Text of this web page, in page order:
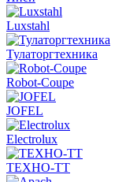
Luxstahl
Тулаторгтехника
Robot-Coupe
JOFEL
Electrolux
ТЕХНО-ТТ